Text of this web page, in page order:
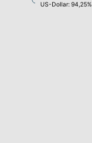
US-Dollar: 94,25%